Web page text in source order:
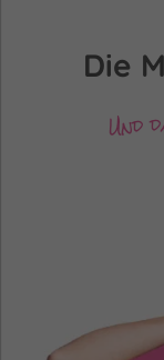
Die
Und